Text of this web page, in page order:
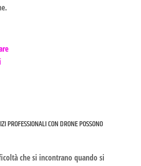
PROFESSIONALI CON DRONE POSSONO
che si incontrano quando si